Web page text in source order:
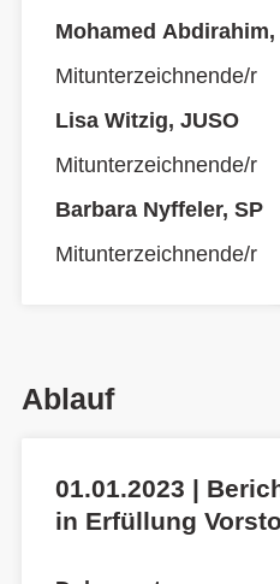
Mohamed Abdirahim,
Mitunterzeichnende/r
Lisa Witzig, JUSO
Mitunterzeichnende/r
Barbara Nyffeler, SP
Mitunterzeichnende/r
Ablauf
01.01.2023 |
in Erfüllung